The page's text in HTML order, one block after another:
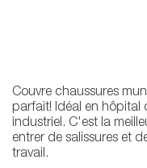
Couvre chaussures
parfait! Idéal en hôpital
industriel. C'est la
entrer de salissures et
travail.